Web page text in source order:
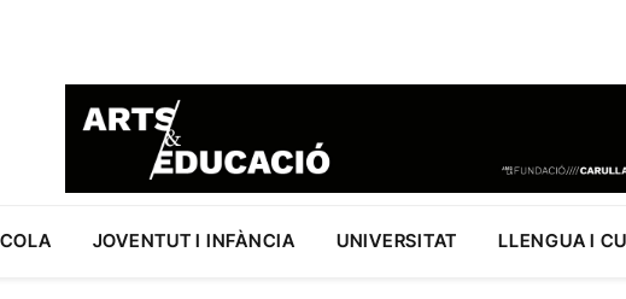
JOVENTUT I INFÀNCIA UNIVERSITAT LLENGUA I